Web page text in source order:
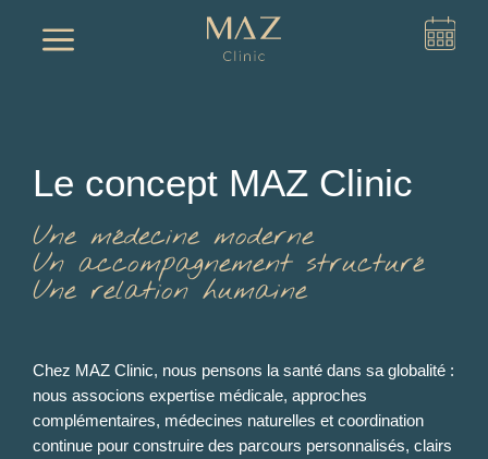
a
Le concept MAZ Clinic
Une médecine moderne
Un accompagnement structuré
Une relation humaine
Chez MAZ Clinic, nous pensons la santé dans sa globalité :
nous associons expertise médicale, approches
complémentaires, médecines naturelles et coordination
continue pour construire des parcours personnalisés, clairs